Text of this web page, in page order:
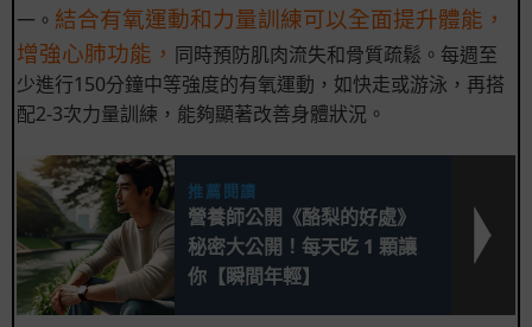
一。 結合有氧運動和力量訓練可以全面提升體能，
增強心肺功能， 同時預防肌肉流失和骨質疏鬆。每週至
少進行150分鐘中等強度的有氧運動，如快走或游泳，再搭
配2-3次力量訓練，能夠顯著改善身體狀況。
推薦閱讀
營養師公開《酪梨的好處》
秘密大公開！每天吃 1 顆讓
你【瞬間年輕】